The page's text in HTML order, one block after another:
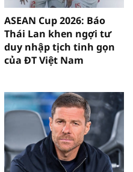
ASEAN Cup 2026: Báo
Thái Lan khen ngợi tư
duy nhập tịch tinh gọn
của ĐT Việt Nam